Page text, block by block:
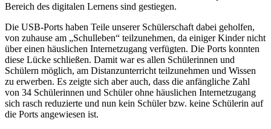
Bereich des digitalen Lernens sind gestiegen.
Die USB-Ports haben Teile unserer Schülerschaft dabei geholfen,
von zuhause am „Schulleben“ teilzunehmen, da einiger Kinder nicht
über einen häuslichen Internetzugang verfügten. Die Ports konnten
diese Lücke schließen. Damit war es allen Schülerinnen und
Schülern möglich, am Distanzunterricht teilzunehmen und Wissen
zu erwerben. Es zeigte sich aber auch, dass die anfängliche Zahl
von 34 Schülerinnen und Schüler ohne häuslichen Internetzugang
sich rasch reduzierte und nun kein Schüler bzw. keine Schülerin auf
die Ports angewiesen ist.